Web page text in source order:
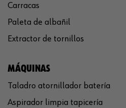
Carracas
Paleta de albañil
Extractor de tornillos
MÁQUINAS
Taladro atornillador batería
Aspirador limpia tapicería